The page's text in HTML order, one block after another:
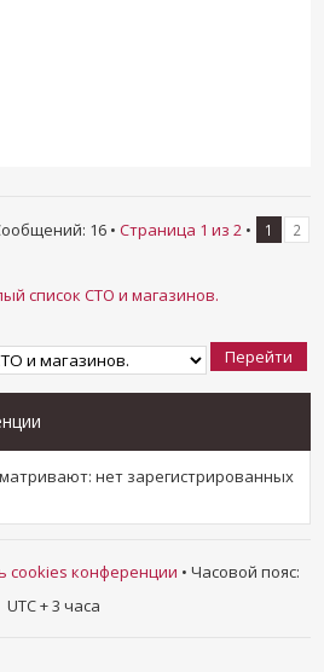
16 • Страница 1 из 2• 1 2
список СТО и магазинов.
нет зарегистрированных
cookies конференции • Часовой пояс:
UTC + 3 часа